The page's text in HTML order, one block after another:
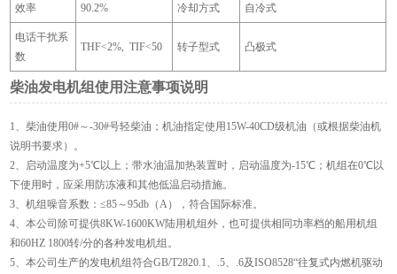
效率 90.2% 冷却方式 自冷式
电话干扰系
数
THF<2%, TIF<50 转子型式 凸极式
柴油发电机组使用注意事项说明
1、柴油使用0#～-30#号轻柴油；机油指定使用15W-40CD级机油（或根据柴油机
说明书要求）。
2、启动温度为+5℃以上；带水油温加热装置时，启动温度为-15℃；机组在0℃以
下使用时，应采用防冻液和其他低温启动措施。
3、机组噪音系数：≤85～95db（A），符合国际标准。
4、本公司除可提供8KW-1600KW陆用机组外，也可提供相同功率档的船用机组
和60HZ 1800转/分的各种发电机组。
5、本公司生产的发电机组符合GB/T2820.1、.5、.6及ISO8528“往复式内燃机驱动